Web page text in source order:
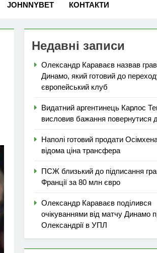
JOHNNYBET КОНТАКТИ
Недавні записи
Олександр Караваєв назвав
Динамо, який готовий до
європейський клуб
Видатний аргентинець Карлос
висловив бажання повернутися
Наполі готовий продати
відома ціна трансфера
ПСЖ близький до підписання
Франції за 80 млн євро
Олександр Караваєв поділився
очікуваннями від матчу Динамо
Олександрії в УПЛ